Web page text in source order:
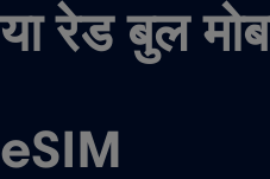
या रेड बुल
eSIM